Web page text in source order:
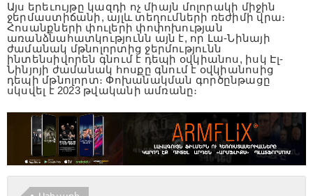
Այս երեւույթը կազդի ոչ միայն մոլորակի միջին
ջերմաստիճանի, այլև տեղումների ռեժիմի վրա։
Հոսանքների փուլերի փոփոխության
առանձնահատկությունն այն է, որ Լա-Նինայի
ժամանակ մթնոլորտից ջերմությունն
ինտենսիվորեն գնում է դեպի օվկիանոս, իսկ Էլ-
Նինյոյի ժամանակ հոսքը գնում է օվկիանոսից
դեպի մթնոլորտ։ Փոխանակման գործընթացը
սկսվել է 2023 թվականի ամռանը։